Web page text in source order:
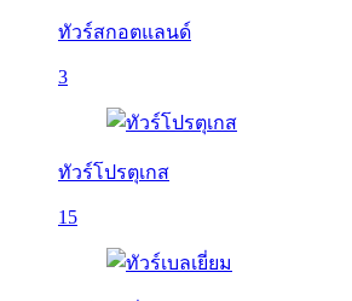
ทัวร์สกอตแลนด์
3
ทัวร์โปรตุเกส
15